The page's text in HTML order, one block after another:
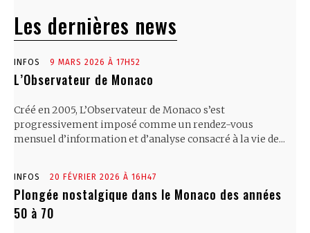
Les dernières news
INFOS 9 MARS 2026 À 17H52
L’Observateur de Monaco
Créé en 2005, L’Observateur de Monaco s’est
progressivement imposé comme un rendez-vous
mensuel d’information et d’analyse consacré à la vie de...
INFOS 20 FÉVRIER 2026 À 16H47
Plongée nostalgique dans le Monaco des années
50 à 70